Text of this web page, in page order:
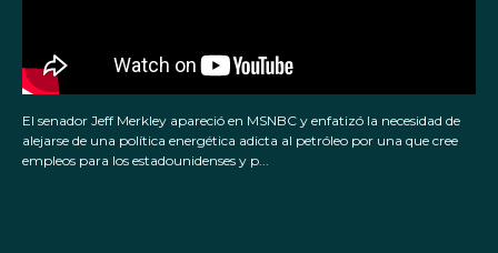
El senador Jeff Merkley apareció en MSNBC y enfatizó la necesidad de
alejarse de una política energética adicta al petróleo por una que cree
empleos para los estadounidenses y p...